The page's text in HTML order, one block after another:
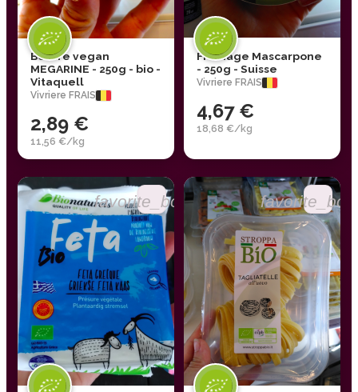
Beurre vegan
MEGARINE - 250g - bio -
Vitaquell
Vivriere FRAIS
2,89 €
11,56 €/kg
Fromage Mascarpone
- 250g - Suisse
Vivriere FRAIS
4,67 €
18,68 €/kg
favorite_border